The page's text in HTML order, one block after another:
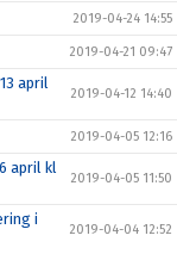
2019-04-24 14:55
2019-04-21 09:47
april
2019-04-12 14:40
2019-04-05 12:16
april kl
2019-04-05 11:50
i
2019-04-04 12:52